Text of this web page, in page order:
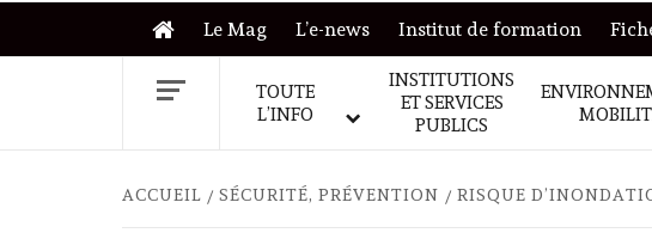
Le Mag L’e-news Institut de formation
TOUTE
L’INFO
INSTITUTIONS
ET SERVICES
PUBLICS
ACCUEIL SÉCURITÉ, PRÉVENTION RISQUE